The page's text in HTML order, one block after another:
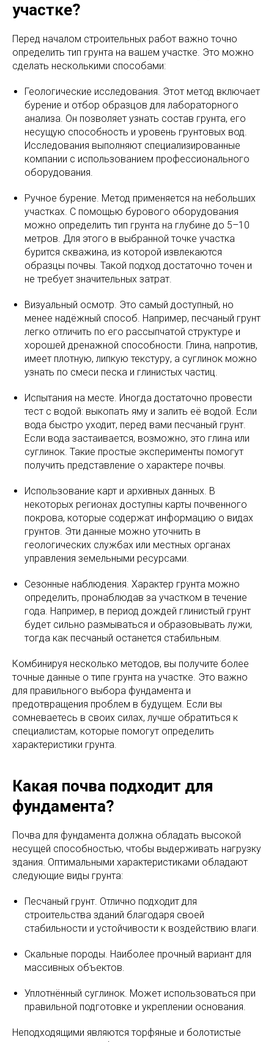
участке?
Перед началом строительных работ важно точно
определить тип грунта на вашем участке. Это можно
сделать несколькими способами:
Геологические исследования. Этот метод включает
бурение и отбор образцов для лабораторного
анализа. Он позволяет узнать состав грунта, его
несущую способность и уровень грунтовых вод.
Исследования выполняют специализированные
компании с использованием профессионального
оборудования.
Ручное бурение. Метод применяется на небольших
участках. С помощью бурового оборудования
можно определить тип грунта на глубине до 5–10
метров. Для этого в выбранной точке участка
бурится скважина, из которой извлекаются
образцы почвы. Такой подход достаточно точен и
не требует значительных затрат.
Визуальный осмотр. Это самый доступный, но
менее надёжный способ. Например, песчаный грунт
легко отличить по его рассыпчатой структуре и
хорошей дренажной способности. Глина, напротив,
имеет плотную, липкую текстуру, а суглинок можно
узнать по смеси песка и глинистых частиц.
Испытания на месте. Иногда достаточно провести
тест с водой: выкопать яму и залить её водой. Если
вода быстро уходит, перед вами песчаный грунт.
Если вода застаивается, возможно, это глина или
суглинок. Такие простые эксперименты помогут
получить представление о характере почвы.
Использование карт и архивных данных. В
некоторых регионах доступны карты почвенного
покрова, которые содержат информацию о видах
грунтов. Эти данные можно уточнить в
геологических службах или местных органах
управления земельными ресурсами.
Сезонные наблюдения. Характер грунта можно
определить, пронаблюдав за участком в течение
года. Например, в период дождей глинистый грунт
будет сильно размываться и образовывать лужи,
тогда как песчаный останется стабильным.
Комбинируя несколько методов, вы получите более
точные данные о типе грунта на участке. Это важно
для правильного выбора фундамента и
предотвращения проблем в будущем. Если вы
сомневаетесь в своих силах, лучше обратиться к
специалистам, которые помогут определить
характеристики грунта.
Какая почва подходит для
фундамента?
Почва для фундамента должна обладать высокой
несущей способностью, чтобы выдерживать нагрузку
здания. Оптимальными характеристиками обладают
следующие виды грунта:
Песчаный грунт. Отлично подходит для
строительства зданий благодаря своей
стабильности и устойчивости к воздействию влаги.
Скальные породы. Наиболее прочный вариант для
массивных объектов.
Уплотнённый суглинок. Может использоваться при
правильной подготовке и укреплении основания.
Неподходящими являются торфяные и болотистые